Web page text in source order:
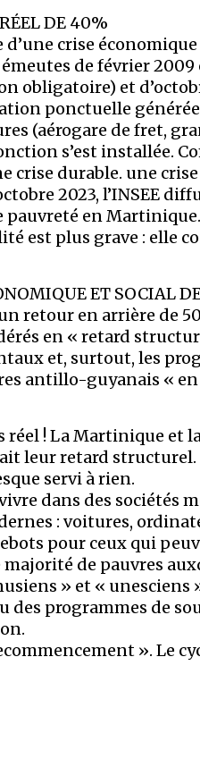
DE 40%
crise
de février 2009
obligatoire) et
ponctuelle
(aérogare de fret,
s’est installée.
crise durable. une
2023, l’INSEE
en
est plus grave : elle
ET SOCIAL
retour en arrière de
en « retard
et, surtout, les
antillo-guyanais «
réel ! La Martinique et
leur retard
servi à rien.
dans des sociétés
: voitures,
pour ceux qui
de pauvres
» et « unesciens
des programmes de
». Le